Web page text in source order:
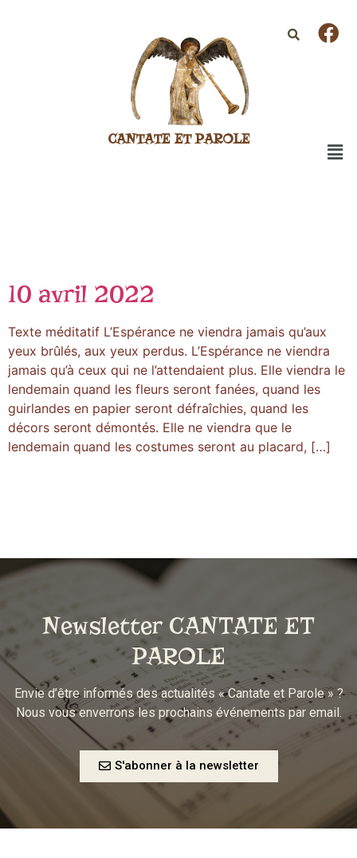
CANTATE ET PAROLE
10 avril 2022
Texte méditatif L’Espérance ne viendra jamais qu’aux
yeux brûlés, aux yeux perdus. L’Espérance ne viendra
jamais qu’à ceux qui ne l’attendaient plus. Elle viendra le
lendemain quand les fleurs seront fanées, quand les
guirlandes en papier seront défraîchies, quand les
décors seront démontés. Elle ne viendra que le
lendemain quand les costumes seront au placard, […]
Newsletter CANTATE ET
PAROLE
Envie d’être informés des actualités « Cantate et Parole » ?
Nous vous enverrons les prochains événements par email.
S'abonner à la newsletter